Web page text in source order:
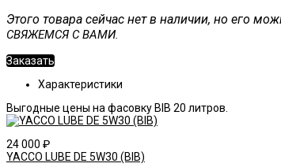
Этого товара сейчас нет в наличии, но его
СВЯЖЕМСЯ С ВАМИ.
Заказать
Характеристики
Выгодные цены на фасовку BIB 20 литров.
24 000 ₽
YACCO LUBE DE 5W30 (BIB)